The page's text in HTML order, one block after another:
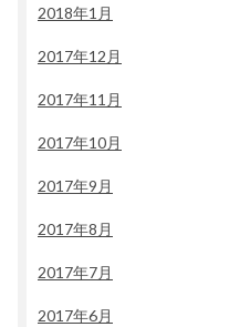
2018年1月
2017年12月
2017年11月
2017年10月
2017年9月
2017年8月
2017年7月
2017年6月